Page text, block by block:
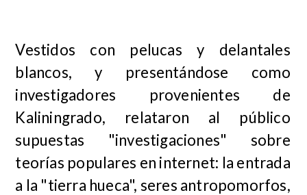
Vestidos con pelucas y delantales
blancos, y presentándose como
investigadores provenientes de
Kaliningrado, relataron al público
supuestas "investigaciones" sobre
teorías populares en internet: la entrada
a la "tierra hueca", seres antropomorfos,